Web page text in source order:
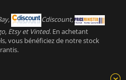
Cdiscount,
Etsy et Vinted. En achetant
vous bénéficiez de notre stock